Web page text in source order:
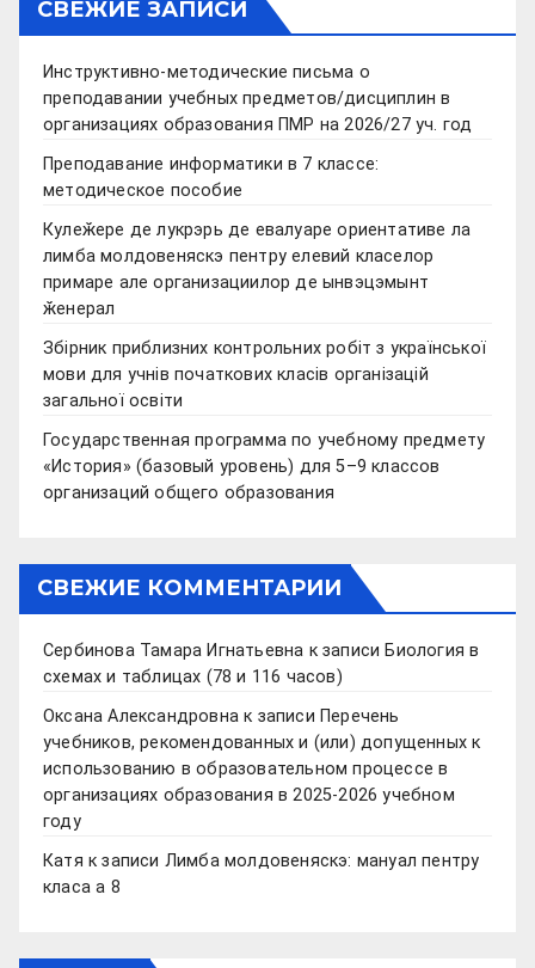
СВЕЖИЕ ЗАПИСИ
Инструктивно-методические письма о
преподавании учебных предметов/дисциплин в
организациях образования ПМР на 2026/27 уч. год
Преподавание информатики в 7 классе:
методическое пособие
Кулеӂере де лукрэрь де евалуаре ориентативе ла
лимба молдовеняскэ пентру елевий класелор
примаре але организациилор де ынвэцэмынт
ӂенерал
Збірник приблизних контрольних робіт з української
мови для учнів початкових класів організацій
загальної освіти
Государственная программа по учебному предмету
«История» (базовый уровень) для 5–9 классов
организаций общего образования
СВЕЖИЕ КОММЕНТАРИИ
Сербинова Тамара Игнатьевна к записи Биология в
схемах и таблицах (78 и 116 часов)
Оксана Александровна к записи Перечень
учебников, рекомендованных и (или) допущенных к
использованию в образовательном процессе в
организациях образования в 2025-2026 учебном
году
Катя к записи Лимба молдовеняскэ: мануал пентру
класа а 8